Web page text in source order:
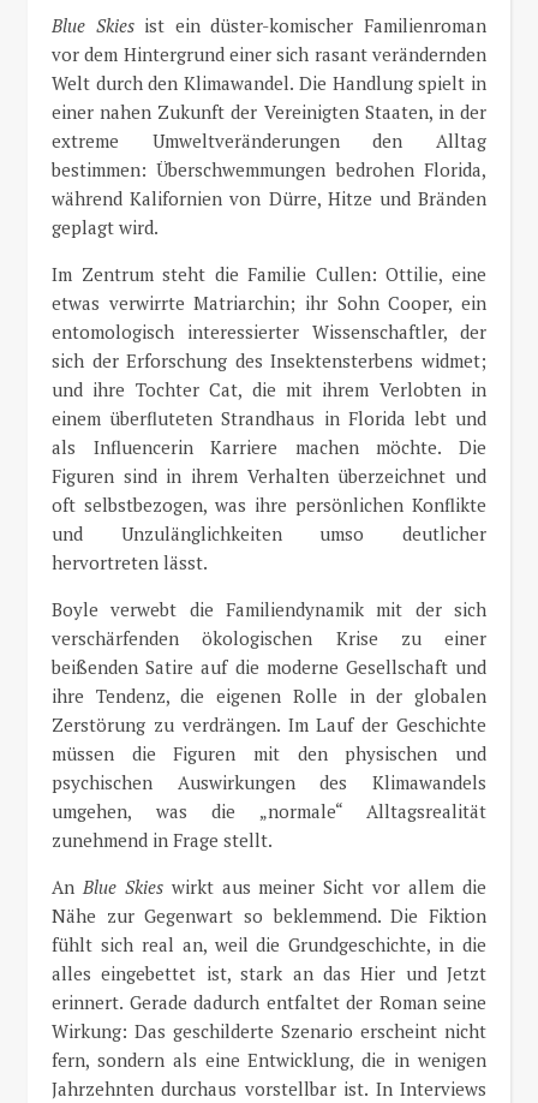
Blue Skiesist ein düster-komischer Familienroman
vor dem Hintergrund einer sich rasant verändernden
Welt durch den Klimawandel. Die Handlung spielt in
einer nahen Zukunft der Vereinigten Staaten, in der
extreme Umweltveränderungen den Alltag
bestimmen: Überschwemmungen bedrohen Florida,
während Kalifornien von Dürre, Hitze und Bränden
geplagt wird.
Im Zentrum steht die Familie Cullen: Ottilie, eine
etwas verwirrte Matriarchin; ihr Sohn Cooper, ein
entomologisch interessierter Wissenschaftler, der
sich der Erforschung des Insektensterbens widmet;
und ihre Tochter Cat, die mit ihrem Verlobten in
einem überfluteten Strandhaus in Florida lebt und
als Influencerin Karriere machen möchte. Die
Figuren sind in ihrem Verhalten überzeichnet und
oft selbstbezogen, was ihre persönlichen Konflikte
und Unzulänglichkeiten umso deutlicher
hervortreten lässt.
Boyle verwebt die Familiendynamik mit der sich
verschärfenden ökologischen Krise zu einer
beißenden Satire auf die moderne Gesellschaft und
ihre Tendenz, die eigenen Rolle in der globalen
Zerstörung zu verdrängen. Im Lauf der Geschichte
müssen die Figuren mit den physischen und
psychischen Auswirkungen des Klimawandels
umgehen, was die „normale“ Alltagsrealität
zunehmend in Frage stellt.
An Blue Skieswirkt aus meiner Sicht vor allem die
Nähe zur Gegenwart so beklemmend. Die Fiktion
fühlt sich real an, weil die Grundgeschichte, in die
alles eingebettet ist, stark an das Hier und Jetzt
erinnert. Gerade dadurch entfaltet der Roman seine
Wirkung: Das geschilderte Szenario erscheint nicht
fern, sondern als eine Entwicklung, die in wenigen
Jahrzehnten durchaus vorstellbar ist. In Interviews